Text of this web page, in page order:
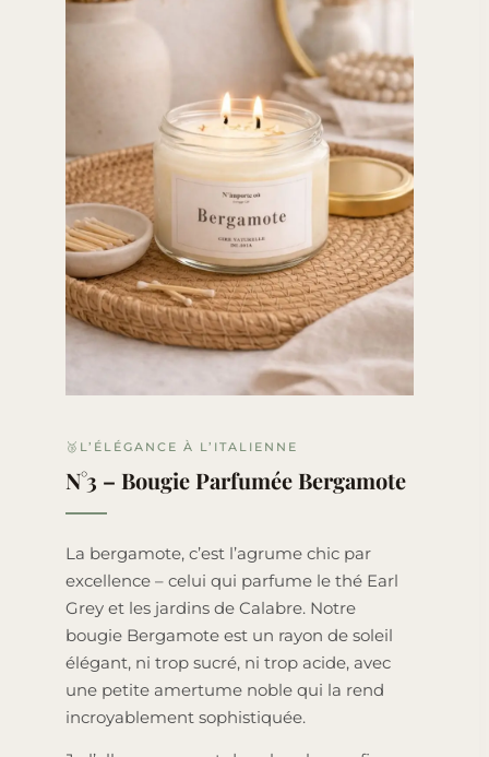
🥉L’ÉLÉGANCE À L’ITALIENNE
N°3 – Bougie Parfumée Bergamote
La bergamote, c’est l’agrume chic par
excellence – celui qui parfume le thé Earl
Grey et les jardins de Calabre. Notre
bougie Bergamote est un rayon de soleil
élégant, ni trop sucré, ni trop acide, avec
une petite amertume noble qui la rend
incroyablement sophistiquée.